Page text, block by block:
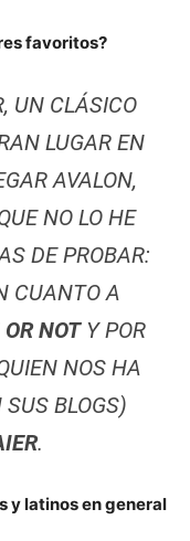
favoritos?
UN CLÁSICO
LUGAR EN
AVALON,
NO LO HE
DE PROBAR:
CUANTO A
NOTY POR
NOS HA
BLOGS)
.
y latinos en general